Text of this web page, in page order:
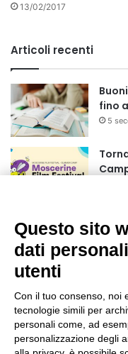
13/02/2017
Articoli recenti
fino
5
2
19
Questo sito
dati
utenti
Con il tuo consenso, noi
tecnologie simili per
personali come, ad
personalizzazione degli